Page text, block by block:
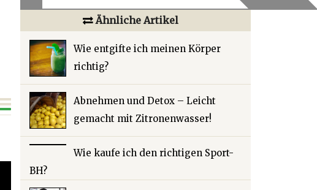
Ähnliche Artikel
Wie entgifte ich meinen Körper
richtig?
Abnehmen und Detox – Leicht
gemacht mit Zitronenwasser!
Wie kaufe ich den richtigen Sport-
BH?